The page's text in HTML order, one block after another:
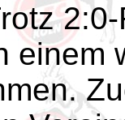
einem